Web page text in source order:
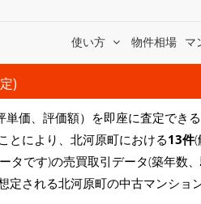
使い方 物件相場 マ
)
価、評価額）を即座に査定でき
とにより、北河原町における13件(
タです)の売買取引データ(築年数、
定される北河原町の中古マンショ